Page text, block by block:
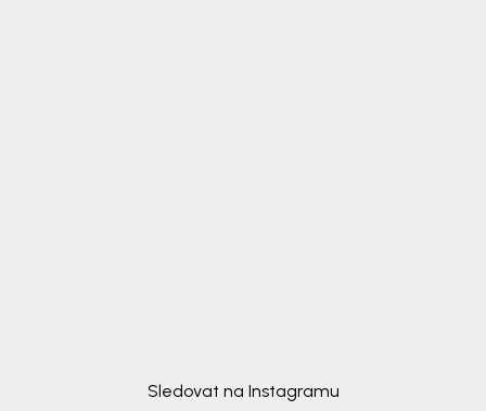
Sledovat na Instagramu